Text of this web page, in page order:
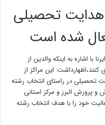
هدایت تحصیلی
شده است
با اشاره به اینکه والدین از
این مراکز از
۶ و هفت هدایت تحصیلی در راستای انتخاب رشته
پرورش البرز و مرکز استانی
خود را با هدف انتخاب رشته